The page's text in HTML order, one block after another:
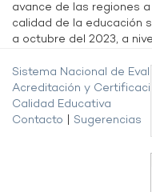
avance de las regiones
calidad de la educación
a octubre del 2023, a
Sistema Nacional de
Acreditación y
Calidad Educativa
Contacto
Sugerencias